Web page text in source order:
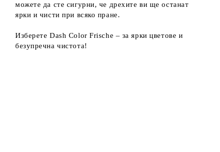
можете да сте сигурни, че дрехите ви ще останат
ярки и чисти при всяко пране.
Изберете Dash Color Frische – за ярки цветове и
безупречна чистота!